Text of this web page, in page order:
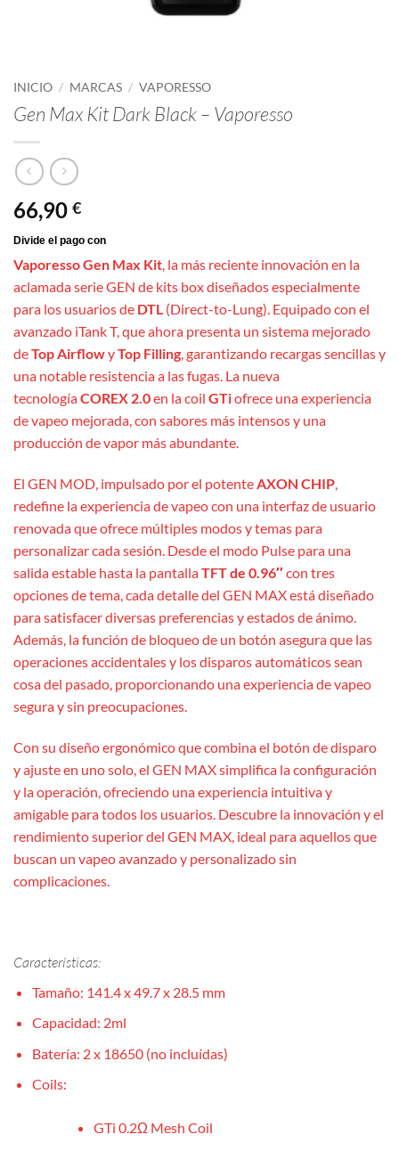
INICIO / MARCAS / VAPORESSO
Gen Max Kit Dark Black – Vaporesso
66,90 €
Vaporesso Gen Max Kit, la más reciente innovación en la
aclamada serie GEN de kits box diseñados especialmente
para los usuarios de DTL (Direct-to-Lung). Equipado con el
avanzado iTank T, que ahora presenta un sistema mejorado
deTop AirflowyTop Filling, garantizando recargas sencillas y
una notable resistencia a las fugas. La nueva
tecnologíaCOREX 2.0en la coil GTiofrece una experiencia
de vapeo mejorada, con sabores más intensos y una
producción de vapor más abundante.
El GEN MOD, impulsado por el potenteAXON CHIP,
redefine la experiencia de vapeo con una interfaz de usuario
renovada que ofrece múltiples modos y temas para
personalizar cada sesión. Desde el modo Pulse para una
salida estable hasta la pantallaTFT de 0.96″con tres
opciones de tema, cada detalle del GEN MAX está diseñado
para satisfacer diversas preferencias y estados de ánimo.
Además, la función de bloqueo de un botón asegura que las
operaciones accidentales y los disparos automáticos sean
cosa del pasado, proporcionando una experiencia de vapeo
segura y sin preocupaciones.
Con su diseño ergonómico que combina el botón de disparo
y ajuste en uno solo, el GEN MAX simplifica la configuración
y la operación, ofreciendo una experiencia intuitiva y
amigable para todos los usuarios. Descubre la innovación y el
rendimiento superior del GEN MAX, ideal para aquellos que
buscan un vapeo avanzado y personalizado sin
complicaciones.
Características:
Tamaño: 141.4 x 49.7 x 28.5 mm
Capacidad: 2ml
Batería: 2 x 18650 (no incluídas)
Coils:
GTi 0.2Ω Mesh Coil